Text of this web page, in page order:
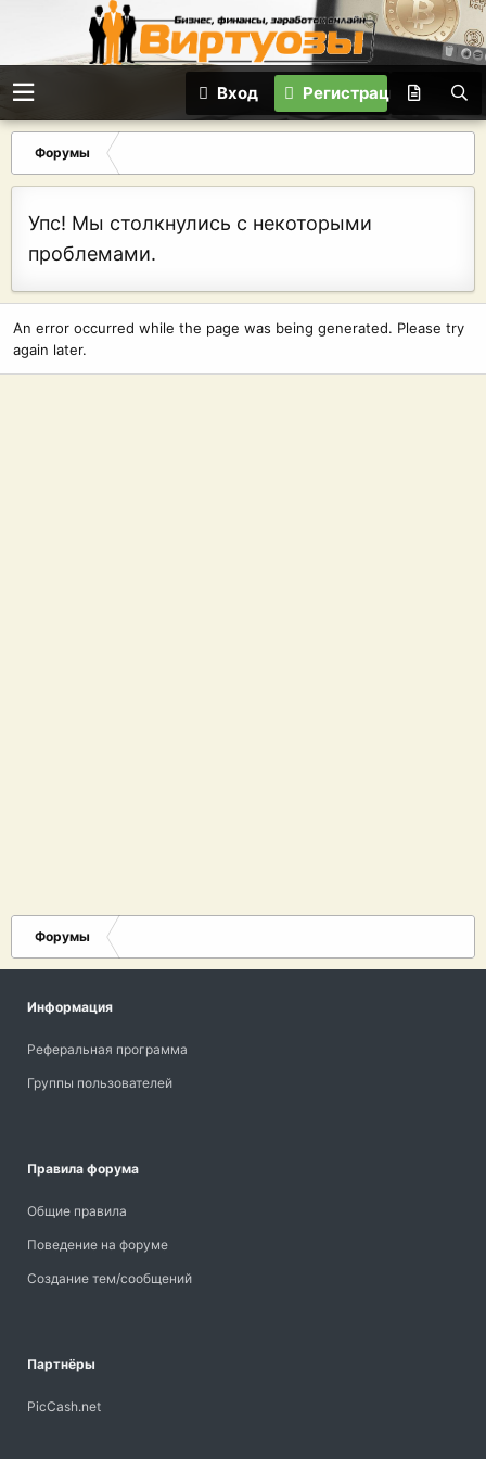
Вход Регистрация
Форумы
Упс! Мы столкнулись с некоторыми
проблемами.
An error occurred while the page was being generated. Please try
again later.
Форумы
Информация
Реферальная программа
Группы пользователей
Правила форума
Общие правила
Поведение на форуме
Создание тем/сообщений
Партнёры
PicCash.net